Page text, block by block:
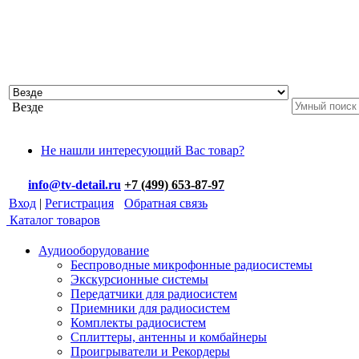
Везде
Не нашли интересующий Вас товар?
info@tv-detail.ru +7 (499) 653-87-97
Вход | Регистрация
Обратная связь
Каталог товаров
Аудиооборудование
Беспроводные микрофонные радиосистемы
Экскурсионные системы
Передатчики для радиосистем
Приемники для радиосистем
Комплекты радиосистем
Сплиттеры, антенны и комбайнеры
Проигрыватели и Рекордеры